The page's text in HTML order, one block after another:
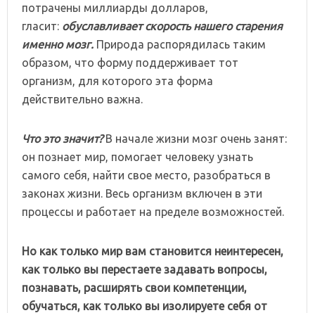
потрачены миллиарды долларов,
гласит: обуславливает скорость нашего старения
именно мозг. Природа распорядилась таким
образом, что форму поддерживает тот
организм, для которого эта форма
действительно важна.
Что это значит?В начале жизни мозг очень занят:
он познает мир, помогает человеку узнать
самого себя, найти свое место, разобраться в
законах жизни. Весь организм включен в эти
процессы и работает на пределе возможностей.
Но как только мир вам становится неинтересен,
как только вы перестаете задавать вопросы,
познавать, расширять свои компетенции,
обучаться, как только вы изолируете себя от